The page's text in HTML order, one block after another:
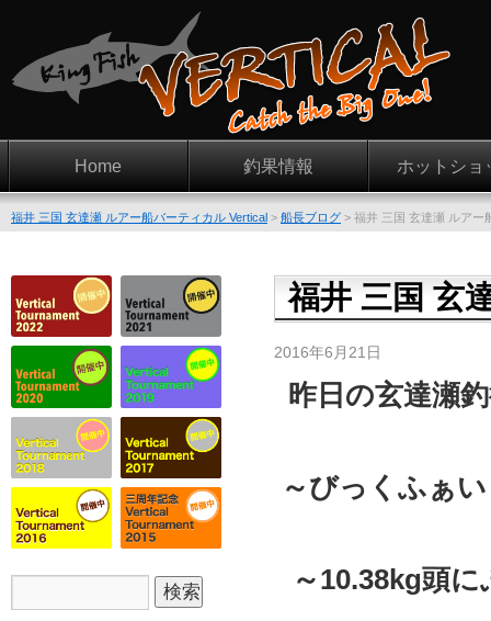
Home 釣果情報 ホットショ
福井 三国 玄達瀬 ルアー船バーティカル Vertical > 船長ブログ > 福井 三国 玄達瀬 ルアー
福井 三国 玄
2016年6月21日
昨日の玄達瀬
～びっくふぁ
～10.38kg頭